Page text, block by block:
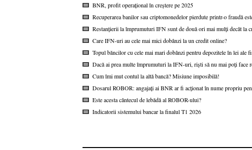
BNR, profit operațional în creștere pe 2025
Recuperarea banilor sau criptomonedelor pierdute printr-o fraudă
Restanțierii la împrumuturi IFN sunt de două ori mai mulți decât la
Care IFN-uri au cele mai mici dobânzi la un credit online?
Topul băncilor cu cele mai mari dobânzi pentru depozitele în lei ale
Dacă ai prea multe împrumuturi la IFN-uri, riști să nu mai poți face
Cum îmi mut contul la altă bancă? Misiune imposibilă!
Dosarul ROBOR: angajați ai BNR ar fi acționat în nume propriu
Este acesta cântecul de lebădă al ROBOR-ului?
Indicatorii sistemului bancar la finalul T1 2026